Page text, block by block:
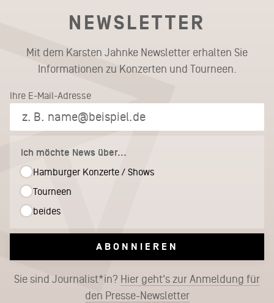
NEWSLETTER
Mit dem Karsten Jahnke Newsletter erhalten Sie
Informationen zu Konzerten und Tourneen.
Ihre E-Mail-Adresse
Ich möchte News über...
Hamburger Konzerte / Shows
Tourneen
beides
ABONNIEREN
Sie sind Journalist*in? Hier geht's zur Anmeldung für
den Presse-Newsletter